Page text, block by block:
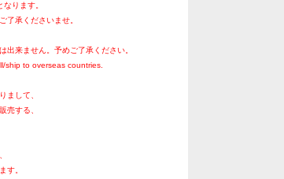
ります。
了承くださいませ。
出来ません。予めご了承ください。
ship to overseas countries.
まして、
売する、
す。